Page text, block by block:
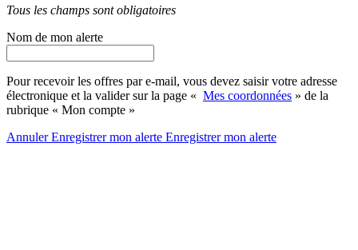
Tous les champs sont obligatoires
Nom de mon alerte
Pour recevoir les offres par e-mail, vous devez saisir votre adresse
électronique et la valider sur la page « Mes coordonnées » de la
rubrique « Mon compte »
AnnulerEnregistrer mon alerte Enregistrermon alerte